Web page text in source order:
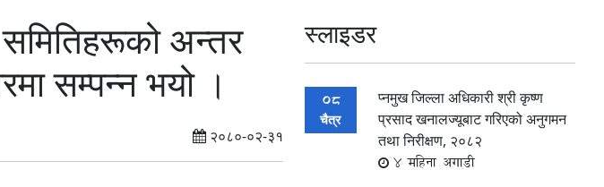
अन्तर
सम्पन्न भयो ।
२०८०-०२-३१
स्लाइडर
08
चैत्र
प्नमुख जिल्ला अधिकारी श्री कृष्ण
प्रसाद खनालज्यूबाट गरिएको अनुगमन
तथा निरीक्षण, २०८२
4 महिना अगाडी